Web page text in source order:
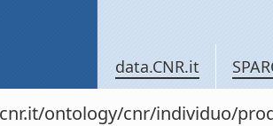
data.CNR.it
ontology/cnr/individuo/